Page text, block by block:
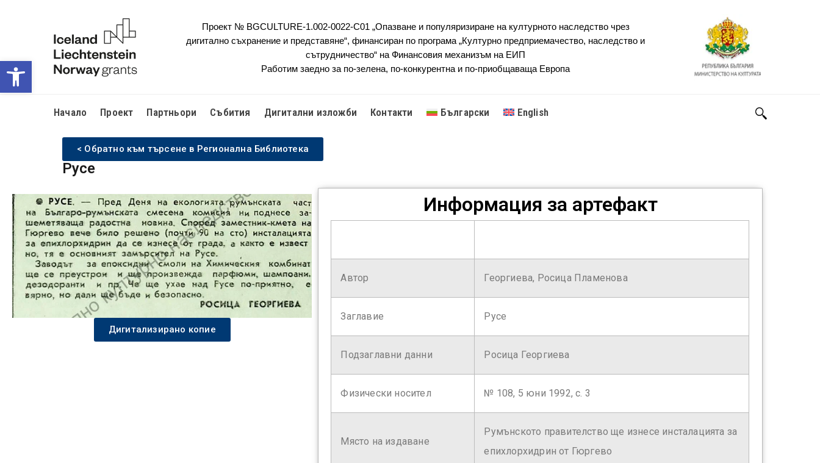
Open toolbar
Проект № BGCULTURE-1.002-0022-C01 „Опазване и популяризиране на културното наследство чрез
дигитално съхранение и представяне“, финансиран по програма „Културно предприемачество, наследство и
сътрудничество“ на Финансовия механизъм на ЕИП
Работим заедно за по-зелена, по-конкурентна и по-приобщаваща Европа
Начало Проект Партньори Събития Дигитални изложби Контакти Български English
< Обратно към търсене в Регионална Библиотека
Русе
Дигитализирано копие
Информация за артефакт
Автор Георгиева, Росица Пламенова
Заглавие Русе
Подзаглавни данни Росица Георгиева
Физически носител № 108, 5 юни 1992, с. 3
Място на издаване
Румънското правителство ще изнесе инсталацията за
епихлорхидрин от Гюргево